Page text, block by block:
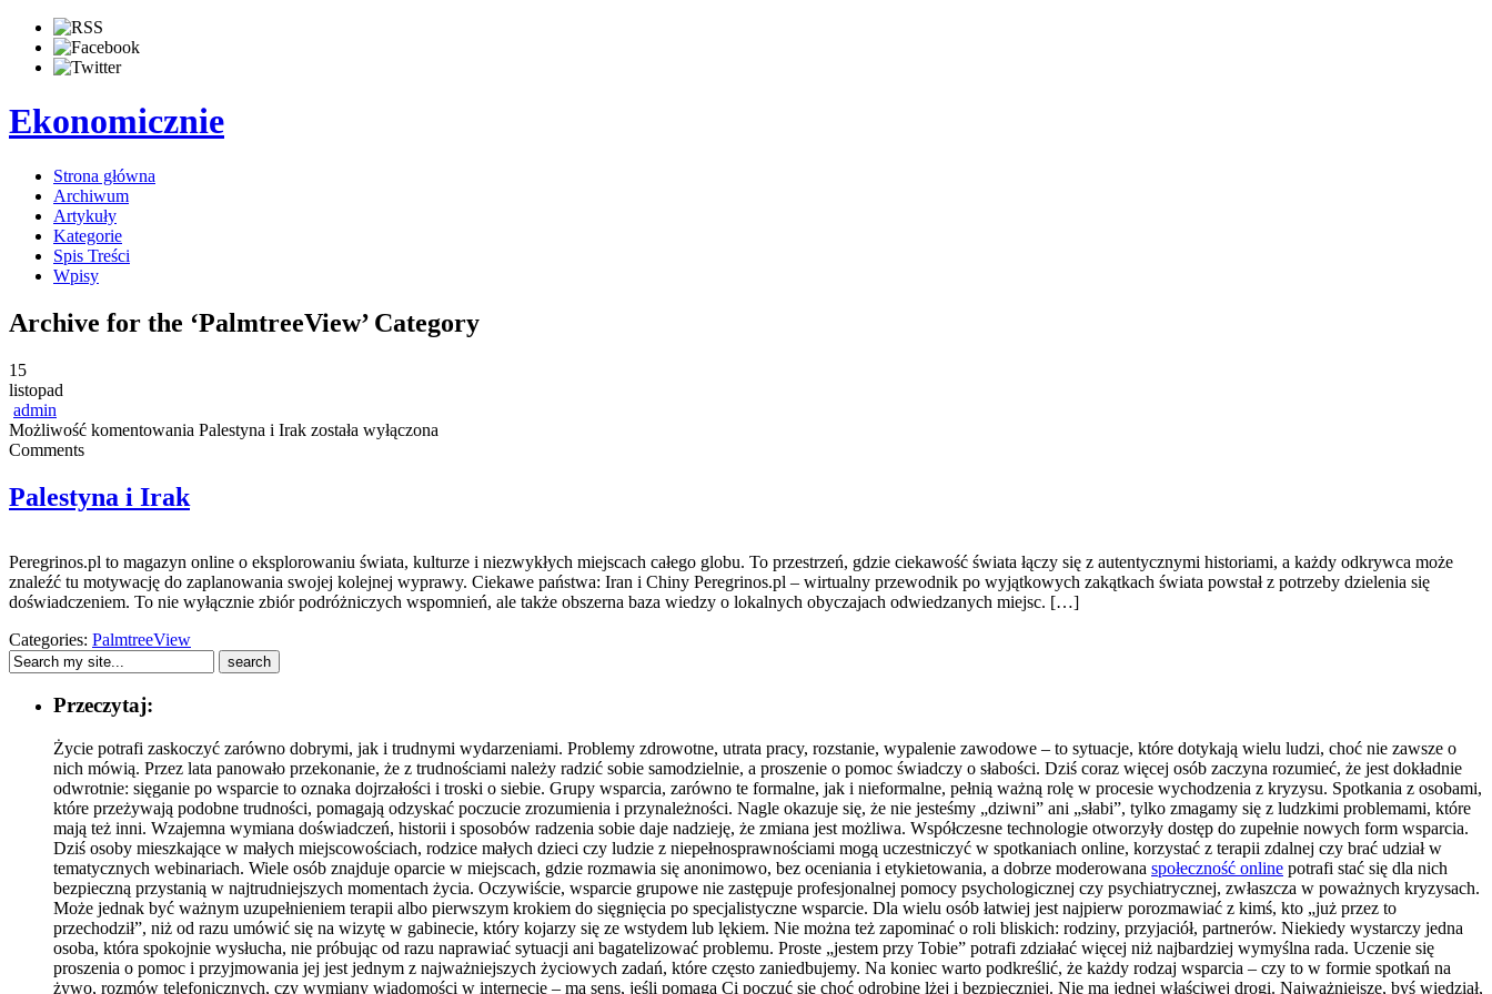
Ekonomicznie
Strona główna
Archiwum
Artykuły
Kategorie
Spis Treści
Wpisy
Archive for the ‘PalmtreeView’ Category
15
listopad
admin
Możliwość komentowania Palestyna i Irak została wyłączona
Comments
Palestyna i Irak
Peregrinos.pl to magazyn online o eksplorowaniu świata, kulturze i niezwykłych miejscach całego globu. To przestrzeń, gdzie ciekawość świata łączy się z autentycznymi historiami, a każdy odkrywca może
znaleźć tu motywację do zaplanowania swojej kolejnej wyprawy. Ciekawe państwa: Iran i Chiny Peregrinos.pl – wirtualny przewodnik po wyjątkowych zakątkach świata powstał z potrzeby dzielenia się
doświadczeniem. To nie wyłącznie zbiór podróżniczych wspomnień, ale także obszerna baza wiedzy o lokalnych obyczajach odwiedzanych miejsc. […]
Categories: PalmtreeView
Przeczytaj:
Życie potrafi zaskoczyć zarówno dobrymi, jak i trudnymi wydarzeniami. Problemy zdrowotne, utrata pracy, rozstanie, wypalenie zawodowe – to sytuacje, które dotykają wielu ludzi, choć nie zawsze o
nich mówią. Przez lata panowało przekonanie, że z trudnościami należy radzić sobie samodzielnie, a proszenie o pomoc świadczy o słabości. Dziś coraz więcej osób zaczyna rozumieć, że jest dokładnie
odwrotnie: sięganie po wsparcie to oznaka dojrzałości i troski o siebie. Grupy wsparcia, zarówno te formalne, jak i nieformalne, pełnią ważną rolę w procesie wychodzenia z kryzysu. Spotkania z osobami,
które przeżywają podobne trudności, pomagają odzyskać poczucie zrozumienia i przynależności. Nagle okazuje się, że nie jesteśmy „dziwni” ani „słabi”, tylko zmagamy się z ludzkimi problemami, które
mają też inni. Wzajemna wymiana doświadczeń, historii i sposobów radzenia sobie daje nadzieję, że zmiana jest możliwa. Współczesne technologie otworzyły dostęp do zupełnie nowych form wsparcia.
Dziś osoby mieszkające w małych miejscowościach, rodzice małych dzieci czy ludzie z niepełnosprawnościami mogą uczestniczyć w spotkaniach online, korzystać z terapii zdalnej czy brać udział w
tematycznych webinariach. Wiele osób znajduje oparcie w miejscach, gdzie rozmawia się anonimowo, bez oceniania i etykietowania, a dobrze moderowana społeczność online potrafi stać się dla nich
bezpieczną przystanią w najtrudniejszych momentach życia. Oczywiście, wsparcie grupowe nie zastępuje profesjonalnej pomocy psychologicznej czy psychiatrycznej, zwłaszcza w poważnych kryzysach.
Może jednak być ważnym uzupełnieniem terapii albo pierwszym krokiem do sięgnięcia po specjalistyczne wsparcie. Dla wielu osób łatwiej jest najpierw porozmawiać z kimś, kto „już przez to
przechodził”, niż od razu umówić się na wizytę w gabinecie, który kojarzy się ze wstydem lub lękiem. Nie można też zapominać o roli bliskich: rodziny, przyjaciół, partnerów. Niekiedy wystarczy jedna
osoba, która spokojnie wysłucha, nie próbując od razu naprawiać sytuacji ani bagatelizować problemu. Proste „jestem przy Tobie” potrafi zdziałać więcej niż najbardziej wymyślna rada. Uczenie się
proszenia o pomoc i przyjmowania jej jest jednym z najważniejszych życiowych zadań, które często zaniedbujemy. Na koniec warto podkreślić, że każdy rodzaj wsparcia – czy to w formie spotkań na
żywo, rozmów telefonicznych, czy wymiany wiadomości w internecie – ma sens, jeśli pomaga Ci poczuć się choć odrobinę lżej i bezpieczniej. Nie ma jednej właściwej drogi. Najważniejsze, byś wiedział,